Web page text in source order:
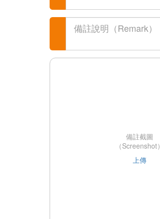
備註截圖
（Screenshot）
上傳